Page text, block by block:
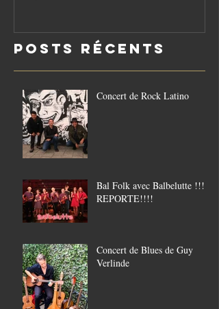
le vendredi
21/8
Posts Récents
Concert de Rock Latino
Bal Folk avec Balbelutte !!!!
REPORTE!!!!
Concert de Blues de Guy
Verlinde